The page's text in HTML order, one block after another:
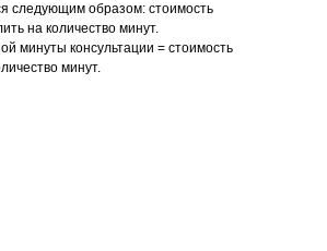
следующим образом: стоимость
на количество минут.
минуты консультации = стоимость
минут.